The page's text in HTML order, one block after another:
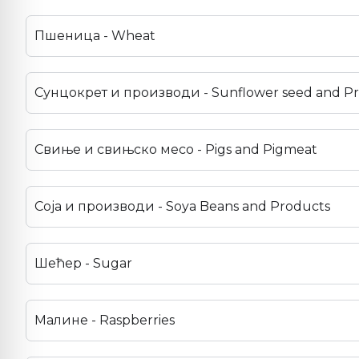
Пшеница - Wheat
Сунцокрет и производи - Sunflower seed and
Свиње и свињско месо - Pigs and Pigmeat
Соја и производи - Soya Beans and Products
Шећер - Sugar
Малине - Raspberries